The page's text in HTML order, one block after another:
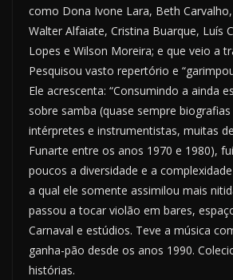
como Dona Ivone Lara, Beth
Walter Alfaiate, Cristina Buarque, Luís
Lopes e Wilson Moreira; e que veio a
Pesquisou vasto repertório e
Ele acrescenta: “Consumindo a ainda
sobre samba (quase sempre
intérpretes e instrumentistas, muitas
Funarte entre os anos 1970 e 1980),
poucos a diversidade e a
a qual ele somente assimilou mais
passou a tocar violão em bares,
Carnaval e estúdios. Teve a música
ganha-pão desde os anos 1990.
histórias.